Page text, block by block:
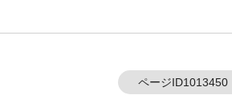
ページID1013450